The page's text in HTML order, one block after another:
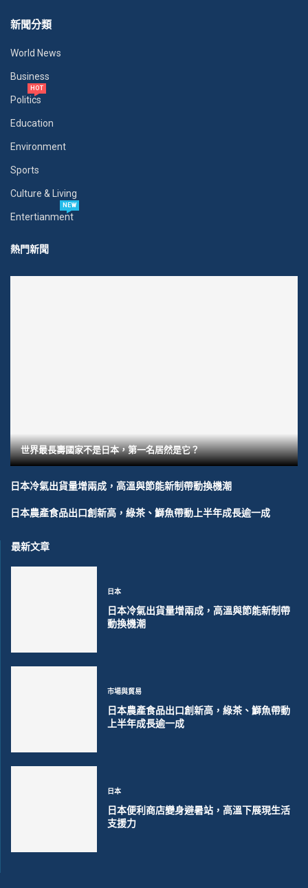
新聞分類
World News
Business
Politics
HOT
Education
Environment
Sports
Culture & Living
Entertianment
NEW
熱門新聞
世界最長壽國家不是日本，第一名居然是它？
日本冷氣出貨量增兩成，高溫與節能新制帶動換機潮
日本農產食品出口創新高，綠茶、鰤魚帶動上半年成長逾一成
最新文章
日本
日本冷氣出貨量增兩成，高溫與節能新制帶
動換機潮
市場與貿易
日本農產食品出口創新高，綠茶、鰤魚帶動
上半年成長逾一成
日本
日本便利商店變身避暑站，高溫下展現生活
支援力